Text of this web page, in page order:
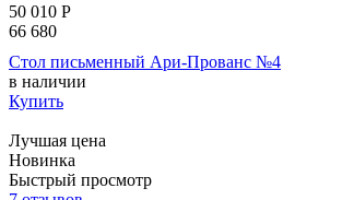
50 010 Р
66 680
Стол письменный Ари-Прованс №4
в наличии
Купить
Лучшая цена
Новинка
Быстрый просмотр